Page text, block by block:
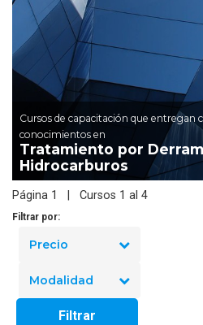
Cursos de capacitación que entregan
conocimientos en
Tratamiento por
Hidrocarburos
Página 1 | Cursos 1 al 4
Filtrar por:
Precio
Modalidad
Filtrar